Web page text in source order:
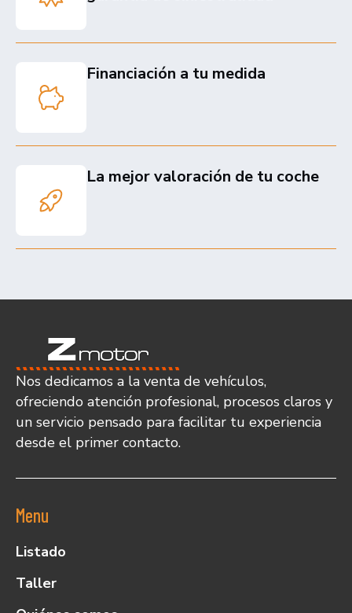
Financiación a tu medida
La mejor valoración de tu coche
Nos dedicamos a la venta de vehículos,
ofreciendo atención profesional, procesos claros y
un servicio pensado para facilitar tu experiencia
desde el primer contacto.
Menu
Listado
Taller